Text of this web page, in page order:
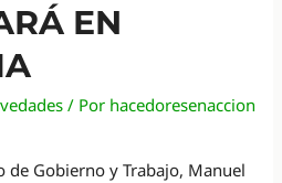
EN
/ Por hacedoresenaccion
Gobierno y Trabajo, Manuel